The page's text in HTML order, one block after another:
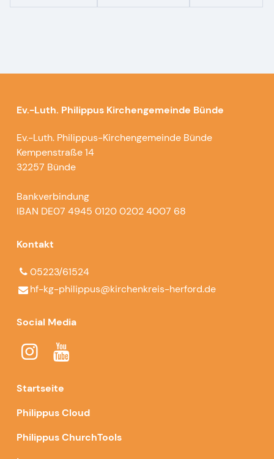
Ev.-Luth. Philippus Kirchengemeinde Bünde
Ev.-Luth. Philippus-Kirchengemeinde Bünde
Kempenstraße 14
32257 Bünde
Bankverbindung
IBAN DE07 4945 0120 0202 4007 68
Kontakt
05223/61524
hf-kg-philippus@​kirchenkreis-herford.​de
Social Media
Startseite
Philippus Cloud
Philippus ChurchTools